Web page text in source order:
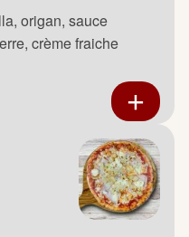
origan, sauce
crème fraiche